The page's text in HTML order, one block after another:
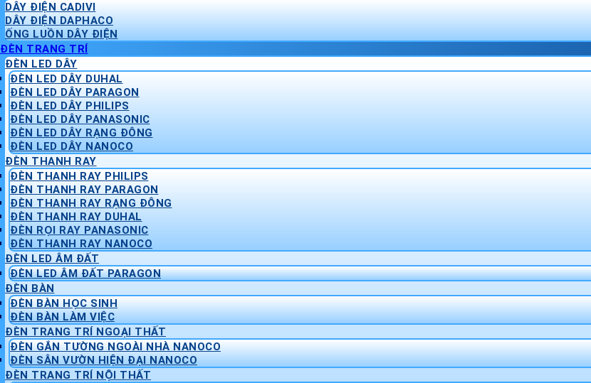
DÂY ĐIỆN CADIVI
DÂY ĐIỆN DAPHACO
ỐNG LUỒN DÂY ĐIỆN
ĐÈN TRANG TRÍ
ĐÈN LED DÂY
ĐÈN LED DÂY DUHAL
ĐÈN LED DÂY PARAGON
ĐÈN LED DÂY PHILIPS
ĐÈN LED DÂY PANASONIC
ĐÈN LED DÂY RẠNG ĐÔNG
ĐÈN LED DÂY NANOCO
ĐÈN THANH RAY
ĐÈN THANH RAY PHILIPS
ĐÈN THANH RAY PARAGON
ĐÈN THANH RAY RẠNG ĐÔNG
ĐÈN THANH RAY DUHAL
ĐÈN RỌI RAY PANASONIC
ĐÈN THANH RAY NANOCO
ĐÈN LED ÂM ĐẤT
ĐÈN LED ÂM ĐẤT PARAGON
ĐÈN BÀN
ĐÈN BÀN HỌC SINH
ĐÈN BÀN LÀM VIỆC
ĐÈN TRANG TRÍ NGOẠI THẤT
ĐÈN GẮN TƯỜNG NGOÀI NHÀ NANOCO
ĐÈN SÂN VƯỜN HIỆN ĐẠI NANOCO
ĐÈN TRANG TRÍ NỘI THẤT